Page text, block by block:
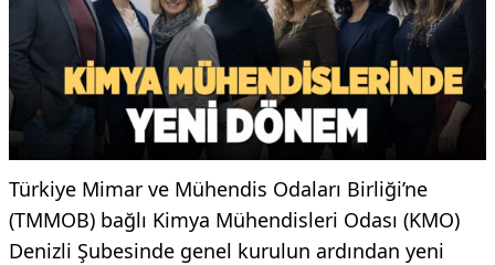
Türkiye Mimar ve Mühendis Odaları Birliği’ne
(TMMOB) bağlı Kimya Mühendisleri Odası (KMO)
Denizli Şubesinde genel kurulun ardından yeni